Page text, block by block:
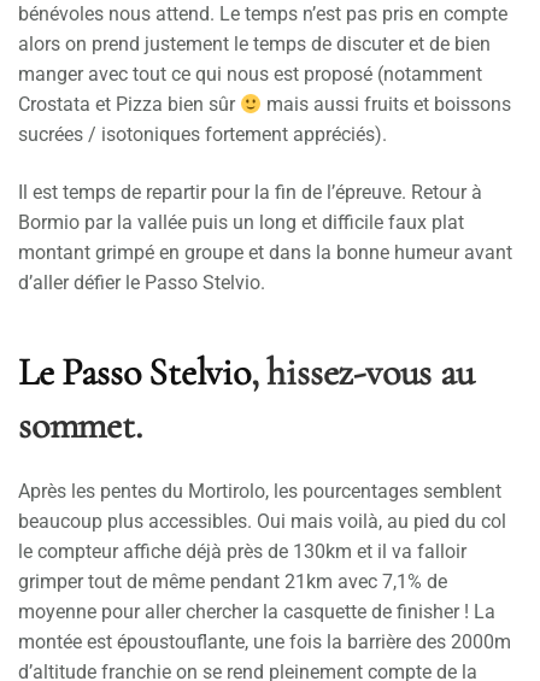
bénévoles nous attend. Le temps n’est pas pris en compte
alors on prend justement le temps de discuter et de bien
manger avec tout ce qui nous est proposé (notamment
Crostata et Pizza bien sûr
mais aussi fruits et boissons
sucrées / isotoniques fortement appréciés).
Il est temps de repartir pour la fin de l’épreuve. Retour à
Bormio par la vallée puis un long et difficile faux plat
montant grimpé en groupe et dans la bonne humeur avant
d’aller défier le Passo Stelvio.
Le Passo Stelvio, hissez-vous au
sommet.
Après les pentes du Mortirolo, les pourcentages semblent
beaucoup plus accessibles. Oui mais voilà, au pied du col
le compteur affiche déjà près de 130km et il va falloir
grimper tout de même pendant 21km avec 7,1% de
moyenne pour aller chercher la casquette de finisher ! La
montée est époustouflante, une fois la barrière des 2000m
d’altitude franchie on se rend pleinement compte de la